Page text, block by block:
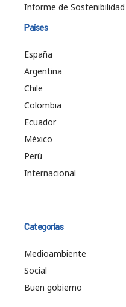
Informe de Sostenibilidad
Países
España
Argentina
Chile
Colombia
Ecuador
México
Perú
Internacional
Categorías
Medioambiente
Social
Buen gobierno